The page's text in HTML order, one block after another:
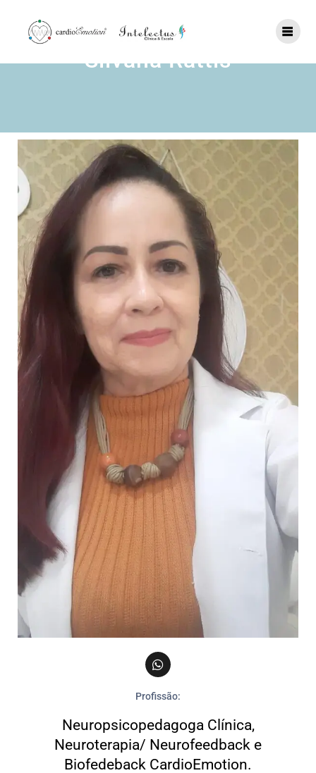
Silvana Rattis
Profissão:
Neuropsicopedagoga Clínica,
Neuroterapia/ Neurofeedback e
Biofedeback CardioEmotion.